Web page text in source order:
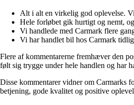
Alt i alt en virkelig god oplevelse.
Hele forløbet gik hurtigt og nemt,
Vi handlede med Carmark flere
Vi har handlet bil hos Carmark
Flere af kommentarerne fremhæver den
følt sig trygge under hele handlen og har
Disse kommentarer vidner om Carmarks
betjening, gode kvalitet og positive